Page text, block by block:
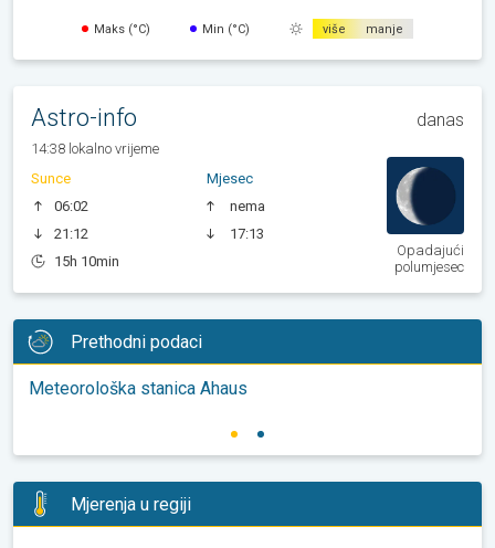
Maks (°C) Min (°C) više manje
Astro-info danas
14:38 lokalno vrijeme
Sunce
06:02
21:12
15h 10min
Mjesec
nema
17:13
Opadajući
polumjesec
Prethodni podaci
Meteorološka stanica Ahaus
Mjerenja u regiji